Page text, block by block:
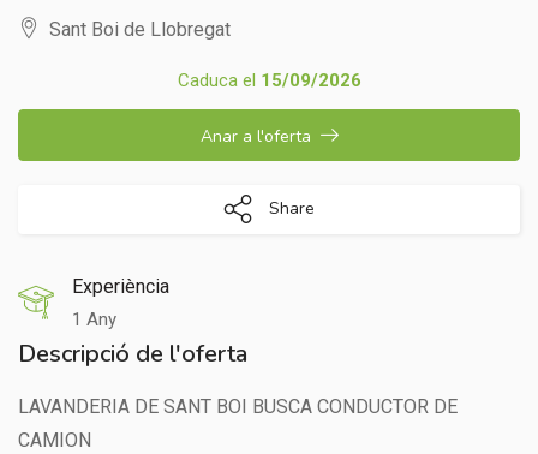
Sant Boi de Llobregat
Caduca el 15/09/2026
Anar a l'oferta
Share
Experiència
1 Any
Descripció de l'oferta
LAVANDERIA DE SANT BOI BUSCA CONDUCTOR DE
CAMION